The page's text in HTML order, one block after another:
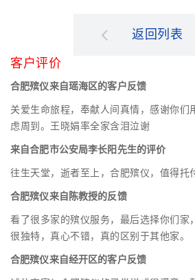
返回列表
客户评价
合肥殡仪来自瑶海区的客户反馈
关爱生命旅程，奉献人间真情，感谢你们
虑周到。王晓娟率全家含泪泣谢
来自合肥市公安局李长阳先生的评价
往生天堂，逝者至上，合肥殡仪，值得托
合肥殡仪来自陈教授的反馈
看了很多家的殡仪服务，最后选择你们家
很独特，真心不错，真的区别于其他家。
合肥殡仪来自经开区的客户反馈